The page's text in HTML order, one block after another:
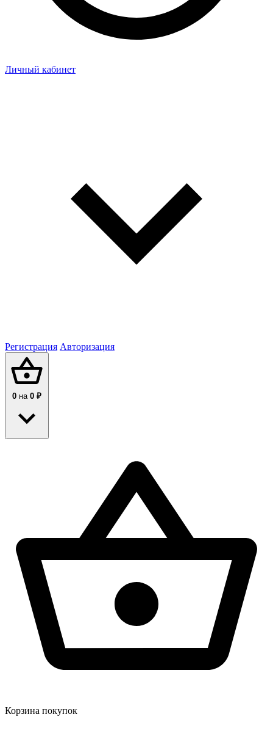
Личный кабинет
Регистрация Авторизация
0 на 0 ₽
Корзина покупок